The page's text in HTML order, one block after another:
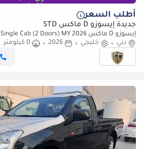
أطلب السعر
جديدة إيسوزو D ماكس STD
إيسوزو D ماكس STD 2.5L 2WD (4x2) Single Cab (2 Doors) MY 2026
دبي
خليجي 2026
0 كيلومتر